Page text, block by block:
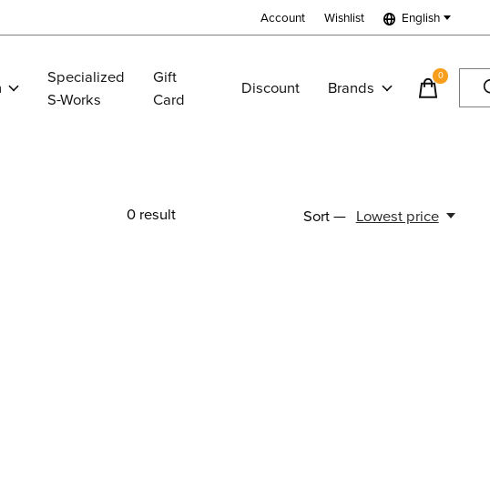
Account Wishlist English
Specialized
S-Works
Gift
Card
Discount Brands
0items
0result Sort — Lowest price